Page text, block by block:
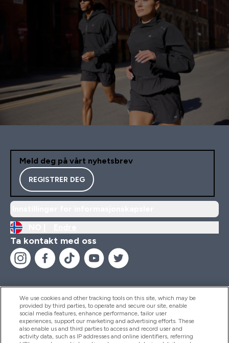
Meld deg på vårt nyhetsbrev
REGISTRER DEG
Ta kontakt med oss
Hjelp Og Informasjon
We use cookies and other tracking tools on this site, which may be
provided by third parties, to operate and secure our site, enable
social media features, enhance performance, tailor user
experiences, support our marketing and advertising efforts. These
also enable us and third parties to access and record user and
activity data, such as IP addresses and online identifiers, referring